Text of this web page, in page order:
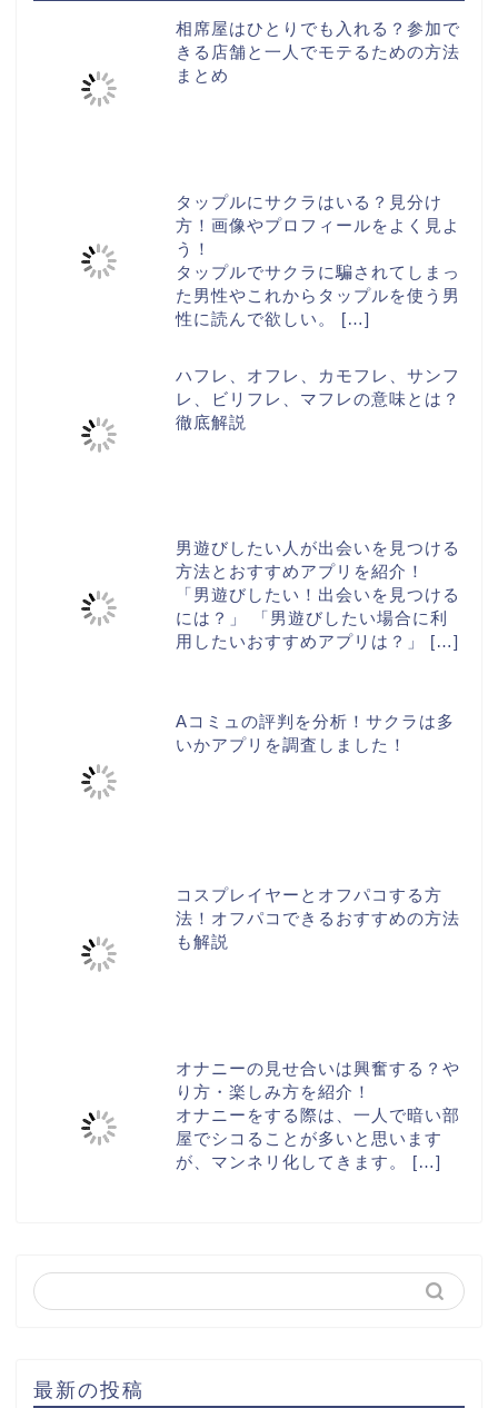
相席屋はひとりでも入れる？参加で
きる店舗と一人でモテるための方法
まとめ
タップルにサクラはいる？見分け
方！画像やプロフィールをよく見よ
う！
タップルでサクラに騙されてしまっ
た男性やこれからタップルを使う男
性に読んで欲しい。 […]
ハフレ、オフレ、カモフレ、サンフ
レ、ビリフレ、マフレの意味とは？
徹底解説
男遊びしたい人が出会いを見つける
方法とおすすめアプリを紹介！
「男遊びしたい！出会いを見つける
には？」 「男遊びしたい場合に利
用したいおすすめアプリは？」 […]
Aコミュの評判を分析！サクラは多
いかアプリを調査しました！
コスプレイヤーとオフパコする方
法！オフパコできるおすすめの方法
も解説
オナニーの見せ合いは興奮する？や
り方・楽しみ方を紹介！
オナニーをする際は、一人で暗い部
屋でシコることが多いと思います
が、マンネリ化してきます。 […]
最新の投稿